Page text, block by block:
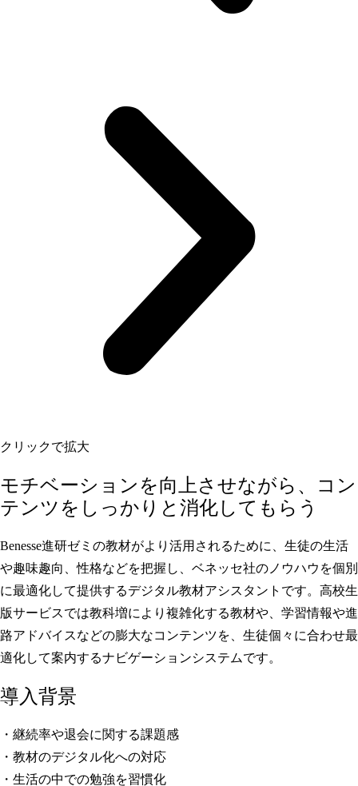
クリックで拡大
モチベーションを向上させながら、コン
テンツをしっかりと消化してもらう
Benesse進研ゼミの教材がより活用されるために、生徒の生活
や趣味趣向、性格などを把握し、ベネッセ社のノウハウを個別
に最適化して提供するデジタル教材アシスタントです。高校生
版サービスでは教科増により複雑化する教材や、学習情報や進
路アドバイスなどの膨大なコンテンツを、生徒個々に合わせ最
適化して案内するナビゲーションシステムです。
導入背景
・継続率や退会に関する課題感
・教材のデジタル化への対応
・生活の中での勉強を習慣化